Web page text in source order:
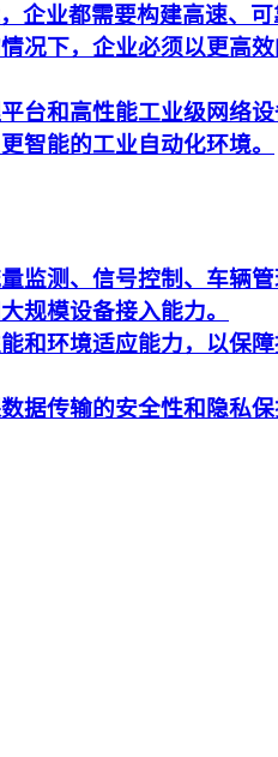
企业都需要构建高速、
况下，企业必须以更高
台和高性能工业级网络
智能的工业自动化环境。
监测、信号控制、车辆
规模设备接入能力。
和环境适应能力，以保
据传输的安全性和隐私